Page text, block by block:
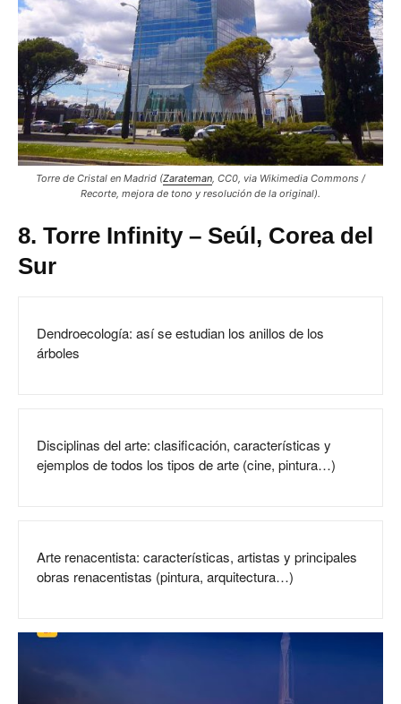
Torre de Cristal en Madrid (Zarateman , CC0, via Wikimedia Commons /
Recorte, mejora de tono y resolución de la original).
8. Torre Infinity – Seúl, Corea del
Sur
Dendroecología: así se estudian los anillos de los
árboles
Disciplinas del arte: clasificación, características y
ejemplos de todos los tipos de arte (cine, pintura…)
Arte renacentista: características, artistas y principales
obras renacentistas (pintura, arquitectura…)